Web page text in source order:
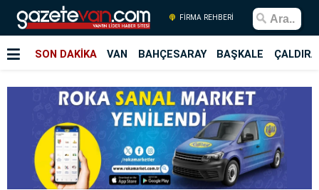
FİRMA REHBERİ
SON DAKİKA VAN BAHÇESARAY BAŞKALE